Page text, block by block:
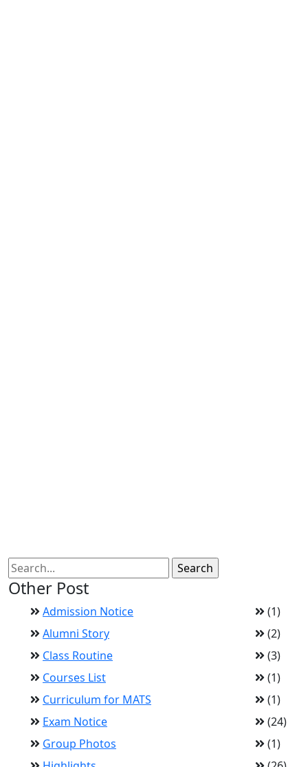
Other Post
Admission Notice
(1)
Alumni Story
(2)
Class Routine
(3)
Courses List
(1)
Curriculum for MATS
(1)
Exam Notice
(24)
Group Photos
(1)